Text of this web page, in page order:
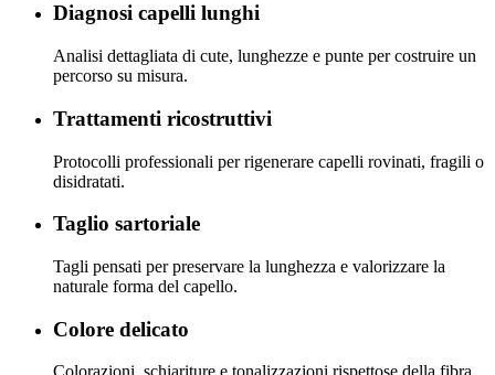
Diagnosi capelli lunghi
Analisi dettagliata di cute, lunghezze e punte per costruire un
percorso su misura.
Trattamenti ricostruttivi
Protocolli professionali per rigenerare capelli rovinati, fragili o
disidratati.
Taglio sartoriale
Tagli pensati per preservare la lunghezza e valorizzare la
naturale forma del capello.
Colore delicato